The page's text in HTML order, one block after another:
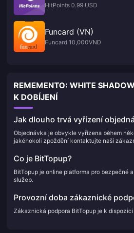
HitPoints 0.99 USD
Funcard (VN)
Funcard 10,000VND
REMEMENTO: WHITE
K DOBÍJENÍ
Jak dlouho trvá vyřízení
Objednávka je obvykle vyřízena během
jakéhokoli zpoždění kontaktujte naši
Co je BitTopup?
BitTopup je online platforma pro bezpečné
služeb.
Provozní doba zákaznické
Zákaznická podpora BitTopup je k dispozici